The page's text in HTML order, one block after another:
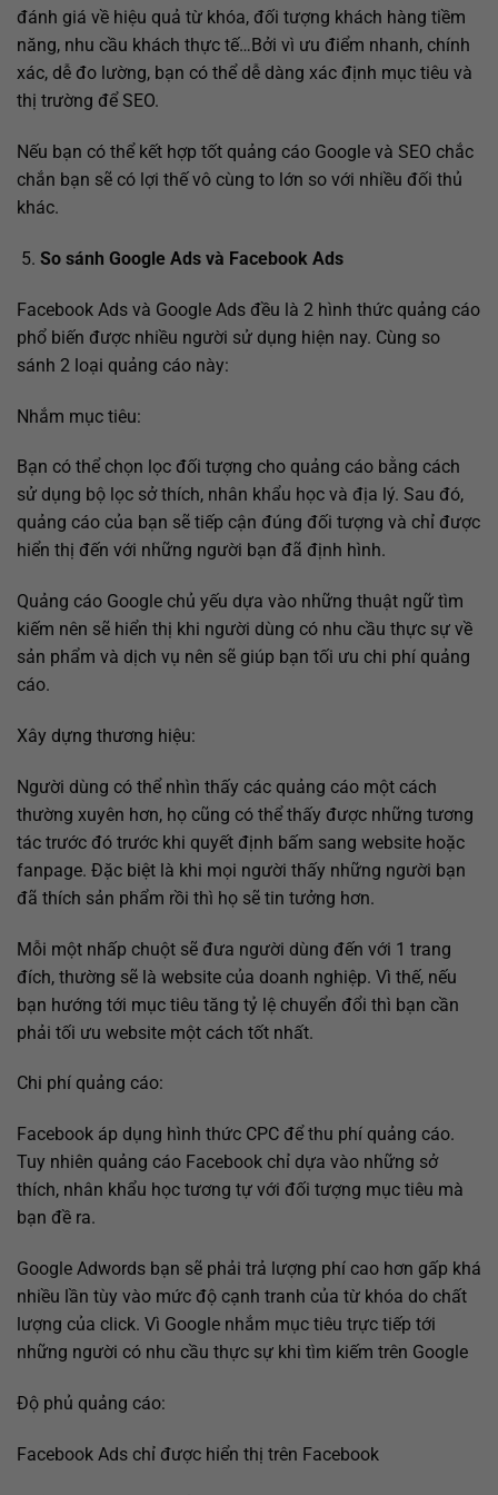
đánh giá về hiệu quả từ khóa, đối tượng khách hàng tiềm
năng, nhu cầu khách thực tế…Bởi vì ưu điểm nhanh, chính
xác, dễ đo lường, bạn có thể dễ dàng xác định mục tiêu và
thị trường để SEO.
Nếu bạn có thể kết hợp tốt quảng cáo Google và SEO chắc
chắn bạn sẽ có lợi thế vô cùng to lớn so với nhiều đối thủ
khác.
So sánh Google Ads và Facebook Ads
Facebook Ads và Google Ads đều là 2 hình thức quảng cáo
phổ biến được nhiều người sử dụng hiện nay. Cùng so
sánh 2 loại quảng cáo này:
Nhắm mục tiêu:
Bạn có thể chọn lọc đối tượng cho quảng cáo bằng cách
sử dụng bộ lọc sở thích, nhân khẩu học và địa lý. Sau đó,
quảng cáo của bạn sẽ tiếp cận đúng đối tượng và chỉ được
hiển thị đến với những người bạn đã định hình.
Quảng cáo Google chủ yếu dựa vào những thuật ngữ tìm
kiếm nên sẽ hiển thị khi người dùng có nhu cầu thực sự về
sản phẩm và dịch vụ nên sẽ giúp bạn tối ưu chi phí quảng
cáo.
Xây dựng thương hiệu:
Người dùng có thể nhìn thấy các quảng cáo một cách
thường xuyên hơn, họ cũng có thể thấy được những tương
tác trước đó trước khi quyết định bấm sang website hoặc
fanpage. Đặc biệt là khi mọi người thấy những người bạn
đã thích sản phẩm rồi thì họ sẽ tin tưởng hơn.
Mỗi một nhấp chuột sẽ đưa người dùng đến với 1 trang
đích, thường sẽ là website của doanh nghiệp. Vì thế, nếu
bạn hướng tới mục tiêu tăng tỷ lệ chuyển đổi thì bạn cần
phải tối ưu website một cách tốt nhất.
Chi phí quảng cáo:
Facebook áp dụng hình thức CPC để thu phí quảng cáo.
Tuy nhiên quảng cáo Facebook chỉ dựa vào những sở
thích, nhân khẩu học tương tự với đối tượng mục tiêu mà
bạn đề ra.
Google Adwords bạn sẽ phải trả lượng phí cao hơn gấp khá
nhiều lần tùy vào mức độ cạnh tranh của từ khóa do chất
lượng của click. Vì Google nhắm mục tiêu trực tiếp tới
những người có nhu cầu thực sự khi tìm kiếm trên Google
Độ phủ quảng cáo:
Facebook Ads chỉ được hiển thị trên Facebook